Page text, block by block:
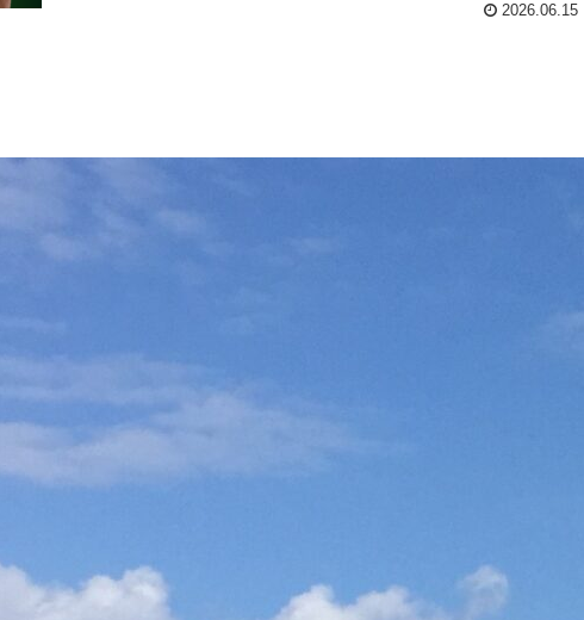
2026.06.15